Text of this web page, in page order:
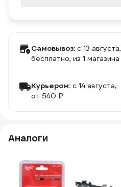
Самовывоз: c 13 августа,
бесплатно, из 1 магазина
Курьером: c 14 августа,
от 540 ₽
Аналоги